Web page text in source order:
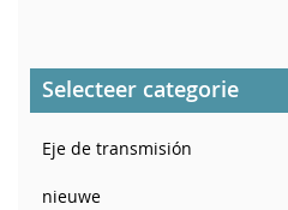
Selecteer categorie
Eje de transmisión
nieuwe